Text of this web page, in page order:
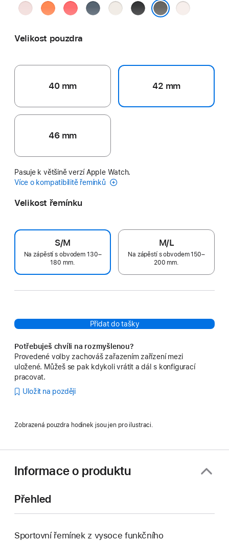
jemněmandarinková
guavověocelověhvězdněčerná
světle
Velikost pouzdra
40 mm 42 mm
46 mm
Pasuje k většině verzí Apple Watch.
Více o kompatibilitě řemínků
Velikost řemínku
S/M
Na zápěstí s obvodem 130–
180 mm.
M/L
Na zápěstí s obvodem 150–
200 mm.
Přidat do tašky
Potřebuješ chvíli na rozmyšlenou?
Provedené volby zachováš zařazením zařízení mezi
uložené. Můžeš se pak kdykoli vrátit a dál s konfigurací
pracovat.
Uložit na později
Zobrazená pouzdra hodinek jsou jen pro ilustraci.
Informace o produktu
Přehled
Sportovní řemínek z vysoce funkčního